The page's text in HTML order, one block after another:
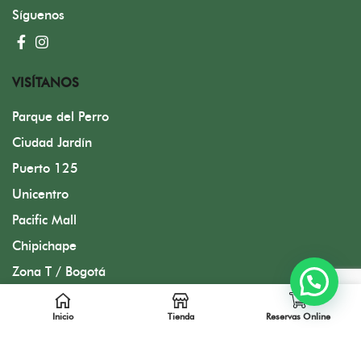
Síguenos
VISÍTANOS
Parque del Perro
Ciudad Jardín
Puerto 125
Unicentro
Pacific Mall
Chipichape
Zona T / Bogotá
Diseñado por FMC Group
Inicio Tienda Reservas Online